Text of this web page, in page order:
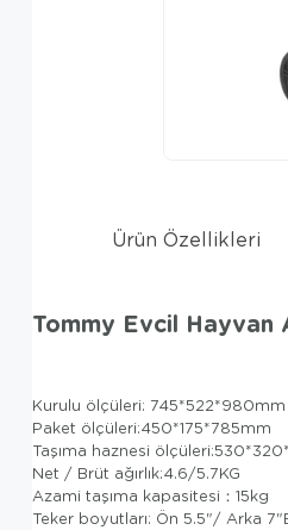
Ürün Özellikleri
Tommy Evcil Hayvan
Kurulu ölçüleri: 745*522*980mm
Paket ölçüleri:450*175*785mm
Taşıma haznesi
Net / Brüt ağırlık:4.6/5.7KG
Azami taşıma kapasitesi：15kg
Teker boyutları: Ön 5.5"/ Arka